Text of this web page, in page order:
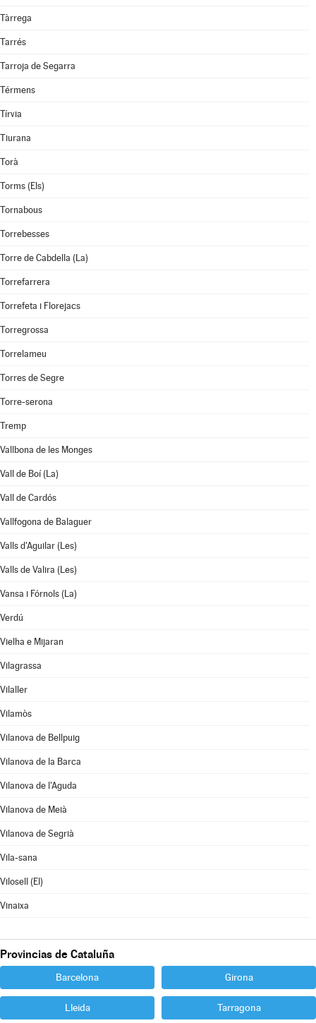
Tàrrega
Tarrés
Tarroja de Segarra
Térmens
Tírvia
Tiurana
Torà
Torms (Els)
Tornabous
Torrebesses
Torre de Cabdella (La)
Torrefarrera
Torrefeta i Florejacs
Torregrossa
Torrelameu
Torres de Segre
Torre-serona
Tremp
Vallbona de les Monges
Vall de Boí (La)
Vall de Cardós
Vallfogona de Balaguer
Valls d'Aguilar (Les)
Valls de Valira (Les)
Vansa i Fórnols (La)
Verdú
Vielha e Mijaran
Vilagrassa
Vilaller
Vilamòs
Vilanova de Bellpuig
Vilanova de la Barca
Vilanova de l'Aguda
Vilanova de Meià
Vilanova de Segrià
Vila-sana
Vilosell (El)
Vinaixa
Provincias de Cataluña
Barcelona Girona
Lleida Tarragona